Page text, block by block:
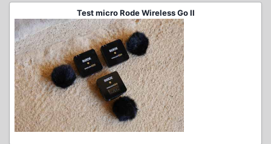
Test micro Rode Wireless Go II